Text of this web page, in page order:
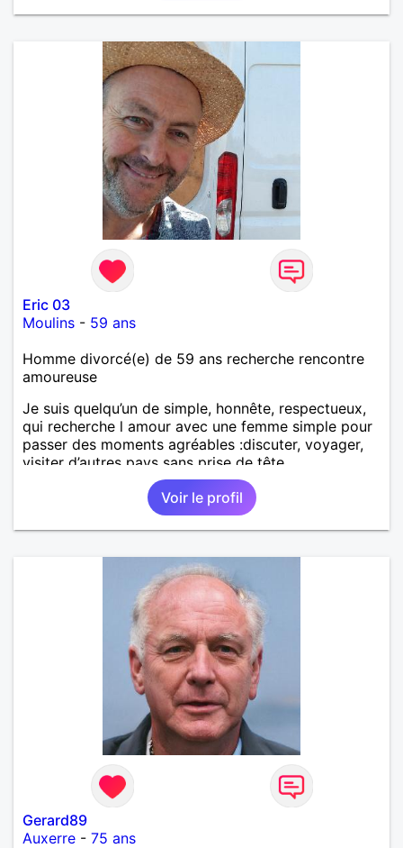
Eric 03
Moulins - 59 ans
Homme divorcé(e) de 59 ans recherche rencontre
amoureuse
Je suis quelqu’un de simple, honnête, respectueux,
qui recherche l amour avec une femme simple pour
passer des moments agréables :discuter, voyager,
visiter d’autres pays sans prise de tête.
Voir le profil
Gerard89
Auxerre - 75 ans